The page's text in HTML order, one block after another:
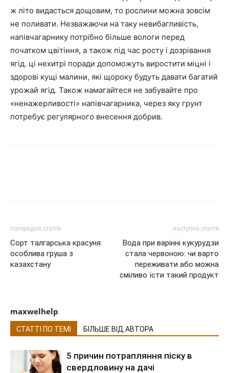
ж літо видасться дощовим, то рослини можна зовсім
не поливати. Незважаючи на таку невибагливість,
напівчагарнику потрібно більше вологи перед
початком цвітіння, а також під час росту і дозрівання
ягід. ці нехитрі поради допоможуть виростити міцні і
здорові кущі малини, які щороку будуть давати багатий
урожай ягід. Також намагайтеся не забувайте про
«ненажерливості» напівчагарника, через яку грунт
потребує регулярного внесення добрив.
попередня стаття
Сорт талгарська красуня:
особлива груша з
казахстану
наступна стаття
Вода при варінні кукурудзи
стала червоною: чи варто
переживати або можна
сміливо їсти такий продукт
maxwelhelp
СТАТТІ ПО ТЕМІ БІЛЬШЕ ВІД АВТОРА
5 причин потрапляння піску в
свердловину на дачі